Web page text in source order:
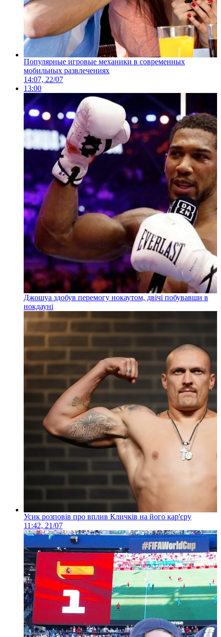
Популярные игровые механики в современных
мобильных развлечениях
14:07, 22/07
13:00
Джошуа здобув перемогу нокаутом, двічі побувавши в
нокдауні
Усик розповів про вплив Кличків на його кар'єру
11:42, 21/07